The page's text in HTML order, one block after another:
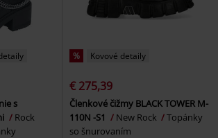
s
Rock
% Kovové detaily
€ 275,39
Členkové čižmy BLACK TOWER M-
110N -S1
New Rock
Topánky
so šnurovaním